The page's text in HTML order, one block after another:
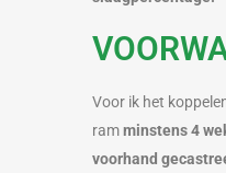
Voor ik het
ramminstens 4
voorhand